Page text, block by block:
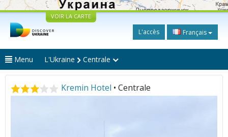
VOIR LA CARTE
L'accès Français
Menu L'Ukraine Centrale
Kremin Hotel • Centrale